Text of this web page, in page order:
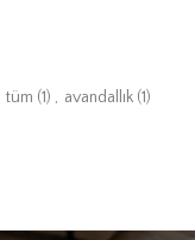
tüm (1) , avandallık (1)